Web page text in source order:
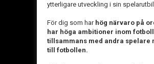
ytterligare utveckling i sin
För dig som har hög närvaro på
har höga ambitioner inom
tillsammans med andra spelare
till fotbollen.